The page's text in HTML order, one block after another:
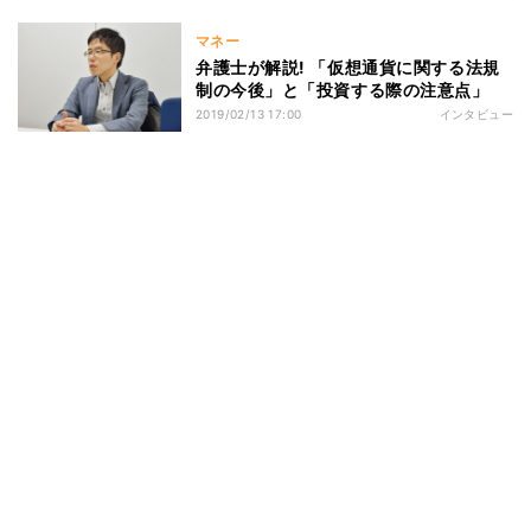
マネー
弁護士が解説! 「仮想通貨に関する法規
制の今後」と「投資する際の注意点」
2019/02/13 17:00 インタビュー